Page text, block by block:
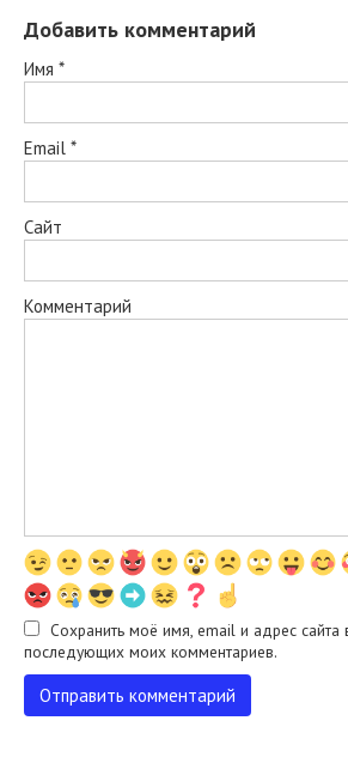
Добавить комментарий
Имя *
Email *
Сайт
Комментарий
Сохранить моё имя, email и адрес сайта
последующих моих комментариев.